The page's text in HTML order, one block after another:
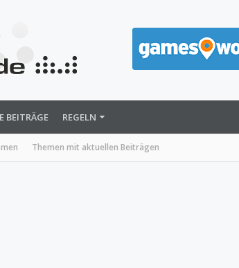
Themen mit aktuellen Beiträgen
BEITRÄGE REGELN